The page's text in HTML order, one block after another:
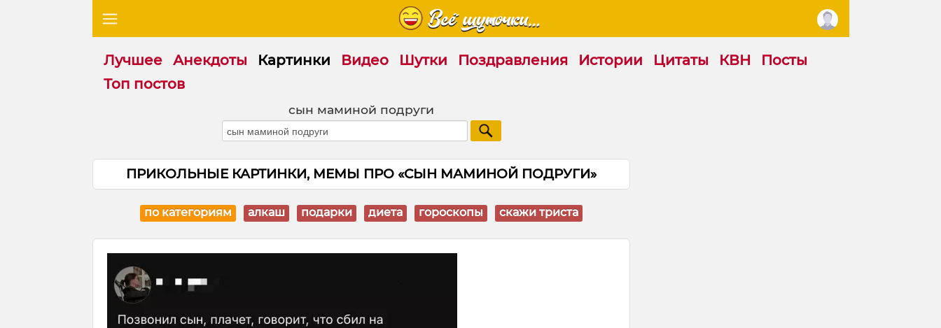
Лучшее Анекдоты Картинки Видео Шутки Поздравления Истории Цитаты КВН
Посты
Топ постов
сын маминой подруги
ПРИКОЛЬНЫЕ КАРТИНКИ, МЕМЫ ПРО «СЫН МАМИНОЙ ПОДРУГИ»
по категориям алкаш подарки диета гороскопы скажи триста